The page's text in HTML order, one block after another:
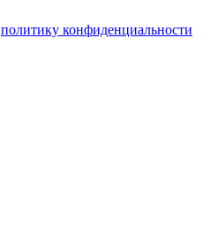
политику конфиденциальности